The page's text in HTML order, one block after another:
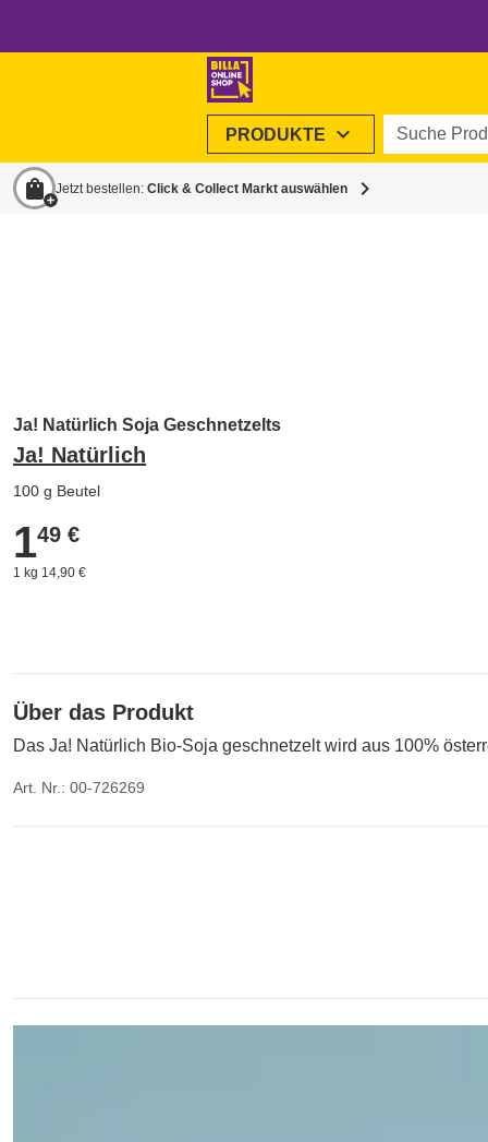
PRODUKTE expand_more Suche
shopping_bag Jetzt bestellen: Click & Collect Markt auswählen chevron_right
Ja! Natürlich Soja Geschnetzelts
Ja! Natürlich
100 g Beutel
1,49 €
149 €
1 kg 14,90 €
Über das Produkt
Das Ja! Natürlich Bio-Soja geschnetzelt wird aus 100%
Art. Nr.: 00-726269